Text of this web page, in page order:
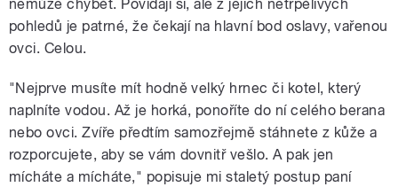
nemůže chybět. Povídají si, ale z jejich netrpělivých
pohledů je patrné, že čekají na hlavní bod oslavy, vařenou
ovci. Celou.
"Nejprve musíte mít hodně velký hrnec či kotel, který
naplníte vodou. Až je horká, ponoříte do ní celého berana
nebo ovci. Zvíře předtím samozřejmě stáhnete z kůže a
rozporcujete, aby se vám dovnitř vešlo. A pak jen
mícháte a mícháte," popisuje mi staletý postup paní